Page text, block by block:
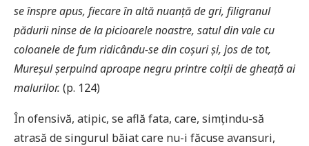
se înspre apus, fiecare în altă nuanță de gri, filigranul
pădurii ninse de la picioarele noastre, satul din vale cu
coloanele de fum ridicându-se din coșuri și, jos de tot,
Mureșul șerpuind aproape negru printre colții de gheață ai
malurilor. (p. 124)
În ofensivă, atipic, se află fata, care, simțindu-să
atrasă de singurul băiat care nu-i făcuse avansuri,